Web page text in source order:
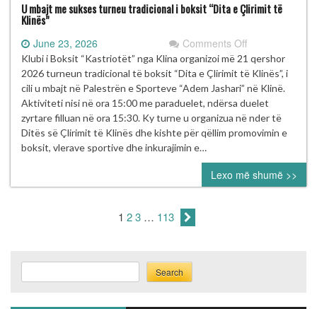
U mbajt me sukses turneu tradicional i boksit “Dita e Çlirimit të
Klinës”
June 23, 2026 Comments Offon
U
mbajt
me
sukses
turneu
tradicional
boksit
“Dita
e
Klubi i Boksit “Kastriotët” nga Klina organizoi më 21 qershor
2026 turneun tradicional të boksit “Dita e Çlirimit të Klinës”, i
cili u mbajt në Palestrën e Sporteve “Adem Jashari” në Klinë.
Aktiviteti nisi në ora 15:00 me paraduelet, ndërsa duelet
zyrtare filluan në ora 15:30. Ky turne u organizua në nder të
Ditës së Çlirimit të Klinës dhe kishte për qëllim promovimin e
boksit, vlerave sportive dhe inkurajimin e…
Lexo më shumë >>
1 23 … 113
Search Search